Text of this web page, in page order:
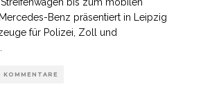
Benz präsentiert in Leipzig
für Polizei, Zoll und
KOMMENTARE